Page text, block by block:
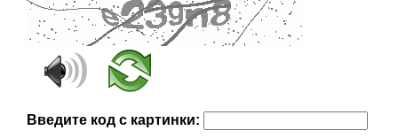
Введите код с картинки: